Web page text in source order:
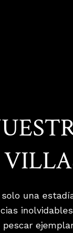
una
pescar